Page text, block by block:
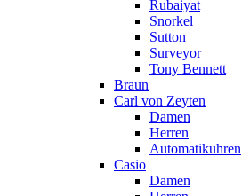
Rubaiyat
Snorkel
Sutton
Surveyor
Tony Bennett
Braun
Carl von Zeyten
Damen
Herren
Automatikuhren
Casio
Damen